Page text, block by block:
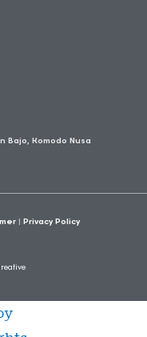
Bajo, Komodo Nusa
| Privacy Policy